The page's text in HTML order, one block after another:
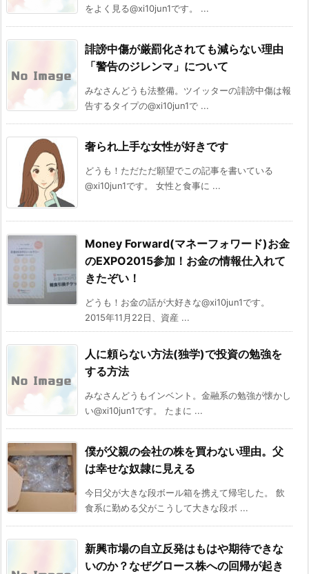
をよく見る@xi10jun1です。 ...
誹謗中傷が厳罰化されても減らない理由
「警告のジレンマ」について
みなさんどうも法整備。ツイッターの誹謗中傷は報
告するタイプの@xi10jun1で ...
奢られ上手な女性が好きです
どうも！ただただ願望でこの記事を書いている
@xi10jun1です。 女性と食事に ...
Money Forward(マネーフォワード)お金
のEXPO2015参加！お金の情報仕入れて
きたぞい！
どうも！お金の話が大好きな@xi10jun1です。
2015年11月22日、資産 ...
人に頼らない方法(独学)で投資の勉強を
する方法
みなさんどうもインベント。金融系の勉強が懐かし
い@xi10jun1です。 たまに ...
僕が父親の会社の株を買わない理由。父
は幸せな奴隷に見える
今日父が大きな段ボール箱を携えて帰宅した。 飲
食系に勤める父がこうして大きな段ボ ...
新興市場の自立反発はもはや期待できな
いのか？なぜグロース株への回帰が起き